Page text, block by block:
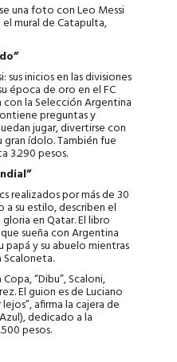
una foto con Leo Messi
mural de Catapulta,
sus inicios en las divisiones
época de oro en el FC
la Selección Argentina
preguntas y
jugar, divertirse con
gran ídolo. También fue
3.290 pesos.
realizados por más de 30
a su estilo, describen el
en Qatar. El libro
sueña con Argentina
papá y su abuelo mientras
Scaloneta.
“Dibu”, Scaloni,
El guion es de Luciano
afirma la cajera de
dedicado a la
pesos.